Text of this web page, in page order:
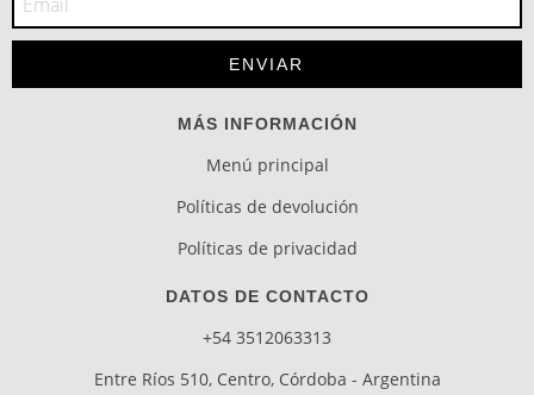
MÁS INFORMACIÓN
Menú principal
Políticas de devolución
Políticas de privacidad
DATOS DE CONTACTO
+54 3512063313
Entre Ríos 510, Centro, Córdoba - Argentina